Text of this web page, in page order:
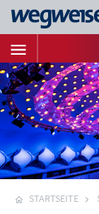
STARTSEITE